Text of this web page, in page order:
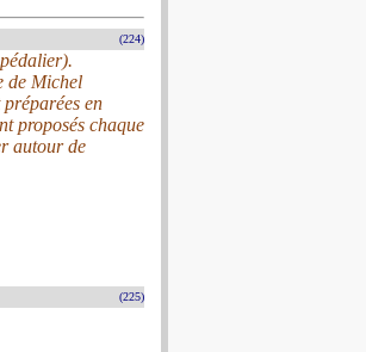
(224)
de Michel
en
proposés chaque
autour de
(225)